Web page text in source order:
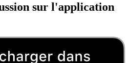
sur l'application